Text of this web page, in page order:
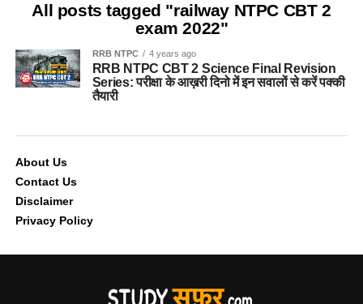
All posts tagged "railway NTPC CBT 2
exam 2022"
RRB NTPC 4 years ago
RRB NTPC CBT 2 Science Final Revision
Series: परीक्षा के आख़री दिनो में इन सवालों से करें पक्की
तैयारी
About Us
Contact Us
Disclaimer
Privacy Policy